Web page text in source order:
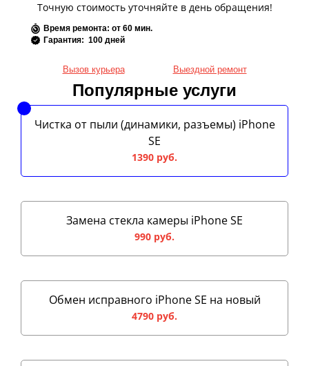
Точную стоимость уточняйте в день обращения!
Время ремонта: от 60 мин.
Гарантия: 100 дней
Вызов курьера Выездной ремонт
Популярные услуги
Чистка от пыли (динамики, разъемы) iPhone
SE
1390 руб.
Замена стекла камеры iPhone SE
990 руб.
Обмен исправного iPhone SE на новый
4790 руб.